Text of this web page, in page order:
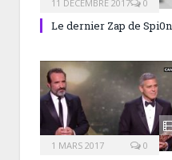
11 DÉCEMBRE 2017 0
Le dernier Zap de Spi0n
1 MARS 2017 0